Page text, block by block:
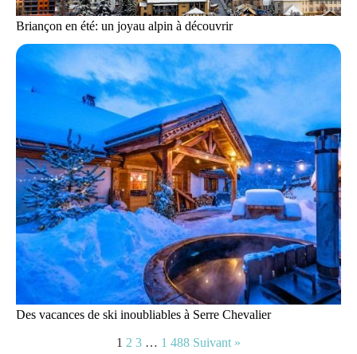
Briançon en été: un joyau alpin à découvrir
Des vacances de ski inoubliables à Serre Chevalier
1 2 3 … 1 488 Suivant »